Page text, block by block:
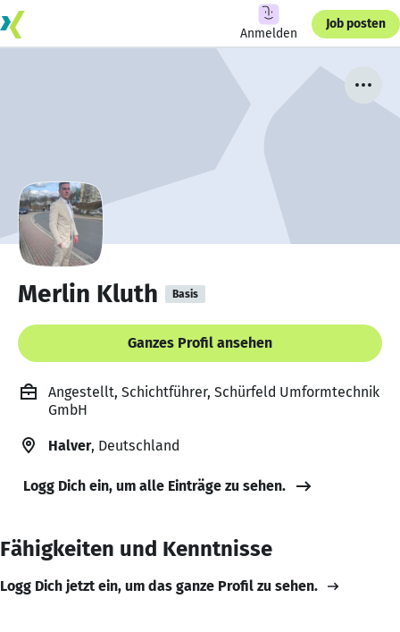
Anmelden
Job posten
Merlin Kluth Basis
Ganzes Profil ansehen
Angestellt, Schichtführer, Schürfeld Umformtechnik
GmbH
Halver, Deutschland
Logg Dich ein, um alle Einträge zu sehen.
Fähigkeiten und Kenntnisse
Logg Dich jetzt ein, um das ganze Profil zu sehen.